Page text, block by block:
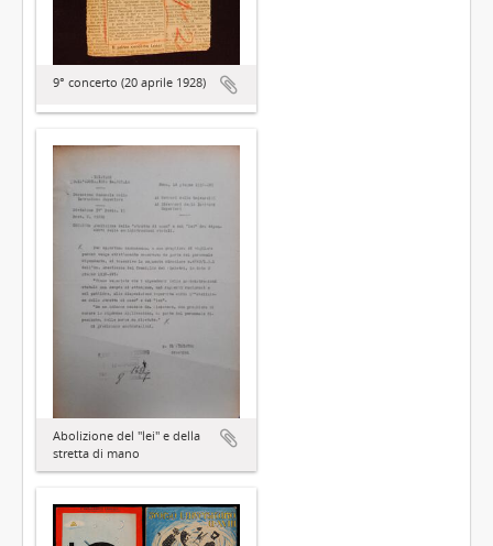
9° concerto (20 aprile 1928)
Abolizione del "lei" e della
stretta di mano